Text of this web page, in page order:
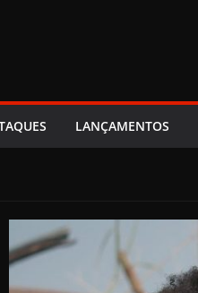
LANÇAMENTOS